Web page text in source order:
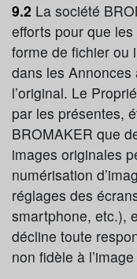
9.2 La société
efforts pour que
forme de fichier ou
dans les
l’original. Le
par les présentes,
BROMAKER que
images originales
numérisation
réglages des
smartphone, etc.),
décline toute
non fidèle à